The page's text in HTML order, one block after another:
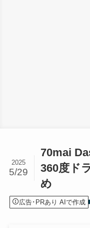
70mai
360度ド
め
2025
5/29
広告･PRあり AIで作成